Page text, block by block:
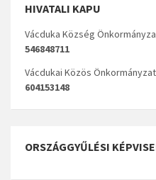
HIVATALI KAPU
Vácduka Község
546848711
Vácdukai Közös
604153148
ORSZÁGGYŰLÉSI